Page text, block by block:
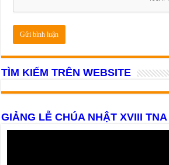
TÌM KIẾM TRÊN WEBSITE
GIẢNG LỄ CHÚA NHẬT XVIII TNA